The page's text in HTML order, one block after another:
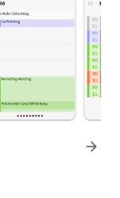
arrow_forward